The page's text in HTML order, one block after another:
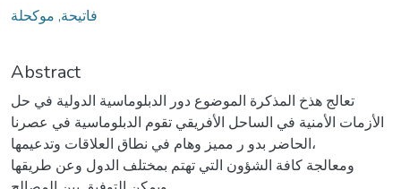
فاتیحة, موكحلة
Abstract
تعالج هذخ المذكرة الموضوع دور الدبلوماسية الدولية في حل
الأزمات الأمنية في الساحل الأفريقي تقوم الدبلوماسیة في عصرنا
الحاضر بدو ر ممیز وهام في نطاق العلاقات وتدعیمها،
ومعالجة كافة الشؤون التي تهتم بمختلف الدول وعن طریقها